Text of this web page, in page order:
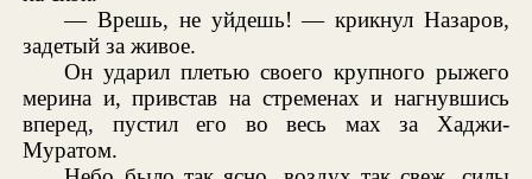
— Врешь, не уйдешь! — крикнул Назаров,
задетый за живое.
Он ударил плетью своего крупного рыжего
мерина и, привстав на стременах и нагнувшись
вперед, пустил его во весь мах за Хаджи-
Муратом.